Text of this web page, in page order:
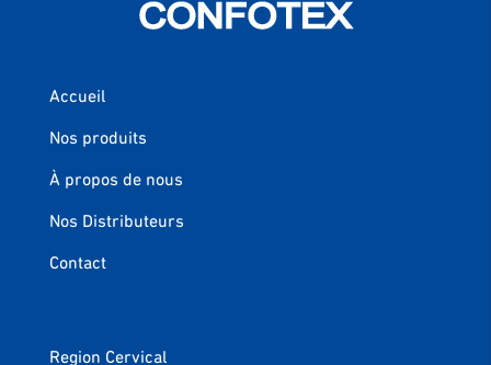
Accueil
Nos produits
À propos de nous
Nos Distributeurs
Contact
Region Cervical